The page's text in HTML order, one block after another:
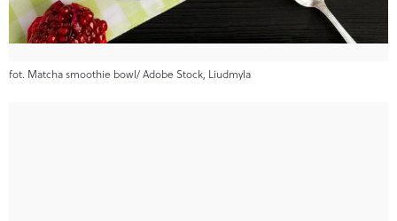
fot. Matcha smoothie bowl/ Adobe Stock, Liudmyla